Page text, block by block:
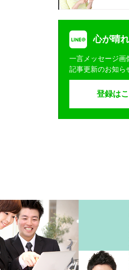
心が晴
一言メッセージ画
記事更新のお知ら
登録は